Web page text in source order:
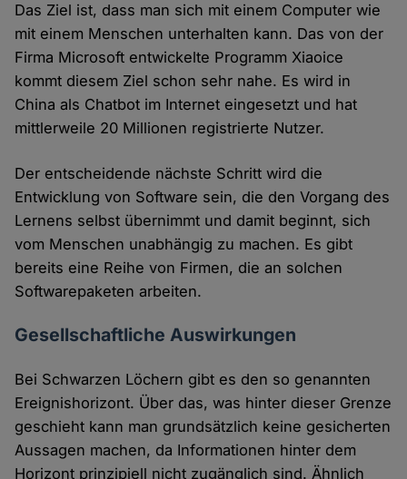
Das Ziel ist, dass man sich mit einem Computer wie
mit einem Menschen unterhalten kann. Das von der
Firma Microsoft entwickelte Programm Xiaoice
kommt diesem Ziel schon sehr nahe. Es wird in
China als Chatbot im Internet eingesetzt und hat
mittlerweile 20 Millionen registrierte Nutzer.
Der entscheidende nächste Schritt wird die
Entwicklung von Software sein, die den Vorgang des
Lernens selbst übernimmt und damit beginnt, sich
vom Menschen unabhängig zu machen. Es gibt
bereits eine Reihe von Firmen, die an solchen
Softwarepaketen arbeiten.
Gesellschaftliche Auswirkungen
Bei Schwarzen Löchern gibt es den so genannten
Ereignishorizont. Über das, was hinter dieser Grenze
geschieht kann man grundsätzlich keine gesicherten
Aussagen machen, da Informationen hinter dem
Horizont prinzipiell nicht zugänglich sind. Ähnlich